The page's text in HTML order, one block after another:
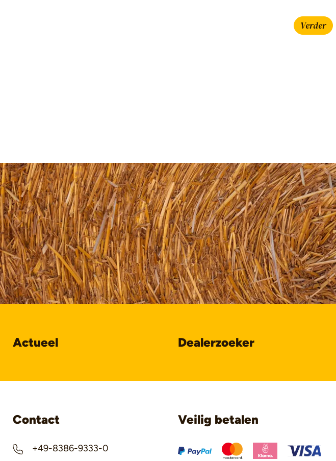
Verder
Actueel Dealerzoeker
Contact
+49-8386-9333-0
Veilig betalen